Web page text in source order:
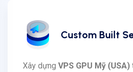
Custom Built
Xây dựng VPS GPU Mỹ (USA)